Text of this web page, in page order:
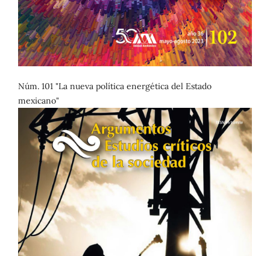
Núm. 101 "La nueva política energética del Estado
mexicano"